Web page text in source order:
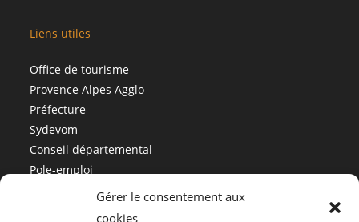
Gérer le consentement aux
cookies
Liens utiles
Office de tourisme
Provence Alpes Agglo
Préfecture
Sydevom
Conseil départemental
Pole-emploi